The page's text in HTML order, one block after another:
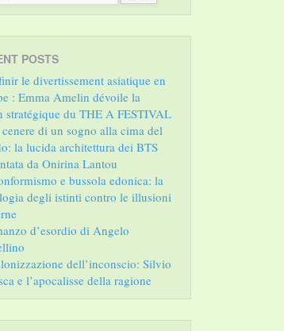
POSTS
le divertissement asiatique en
: Emma Amelin dévoile la
stratégique du THE A FESTIVAL
di un sogno alla cima del
la lucida architettura dei BTS
da Onirina Lantou
e bussola edonica: la
degli istinti contro le illusioni
d’esordio di Angelo
dell’inconscio: Silvio
e l’apocalisse della ragione